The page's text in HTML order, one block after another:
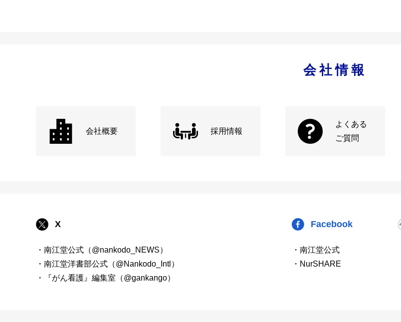
会社情報
会社概要 採用情報
よくある
ご質問
X
・南江堂公式（@nankodo_NEWS）
・南江堂洋書部公式（@Nankodo_Intl）
・『がん看護』編集室（@gankango）
Facebook
・南江堂公式
・NurSHARE